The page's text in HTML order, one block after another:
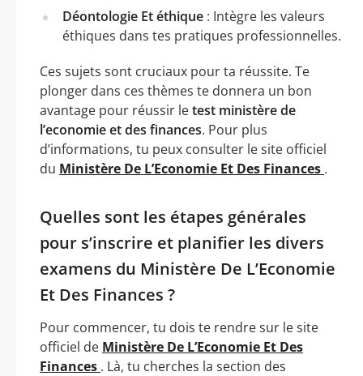
Déontologie Et éthique : Intègre les valeurs
éthiques dans tes pratiques professionnelles.
Ces sujets sont cruciaux pour ta réussite. Te
plonger dans ces thèmes te donnera un bon
avantage pour réussir letest ministère de
l’economie et des finances. Pour plus
d’informations, tu peux consulter le site officiel
du Ministère De L’Economie Et Des Finances .
Quelles sont les étapes générales
pour s’inscrire et planifier les divers
examens du Ministère De L’Economie
Et Des Finances ?
Pour commencer, tu dois te rendre sur le site
officiel de Ministère De L’Economie Et Des
Finances . Là, tu cherches la section des